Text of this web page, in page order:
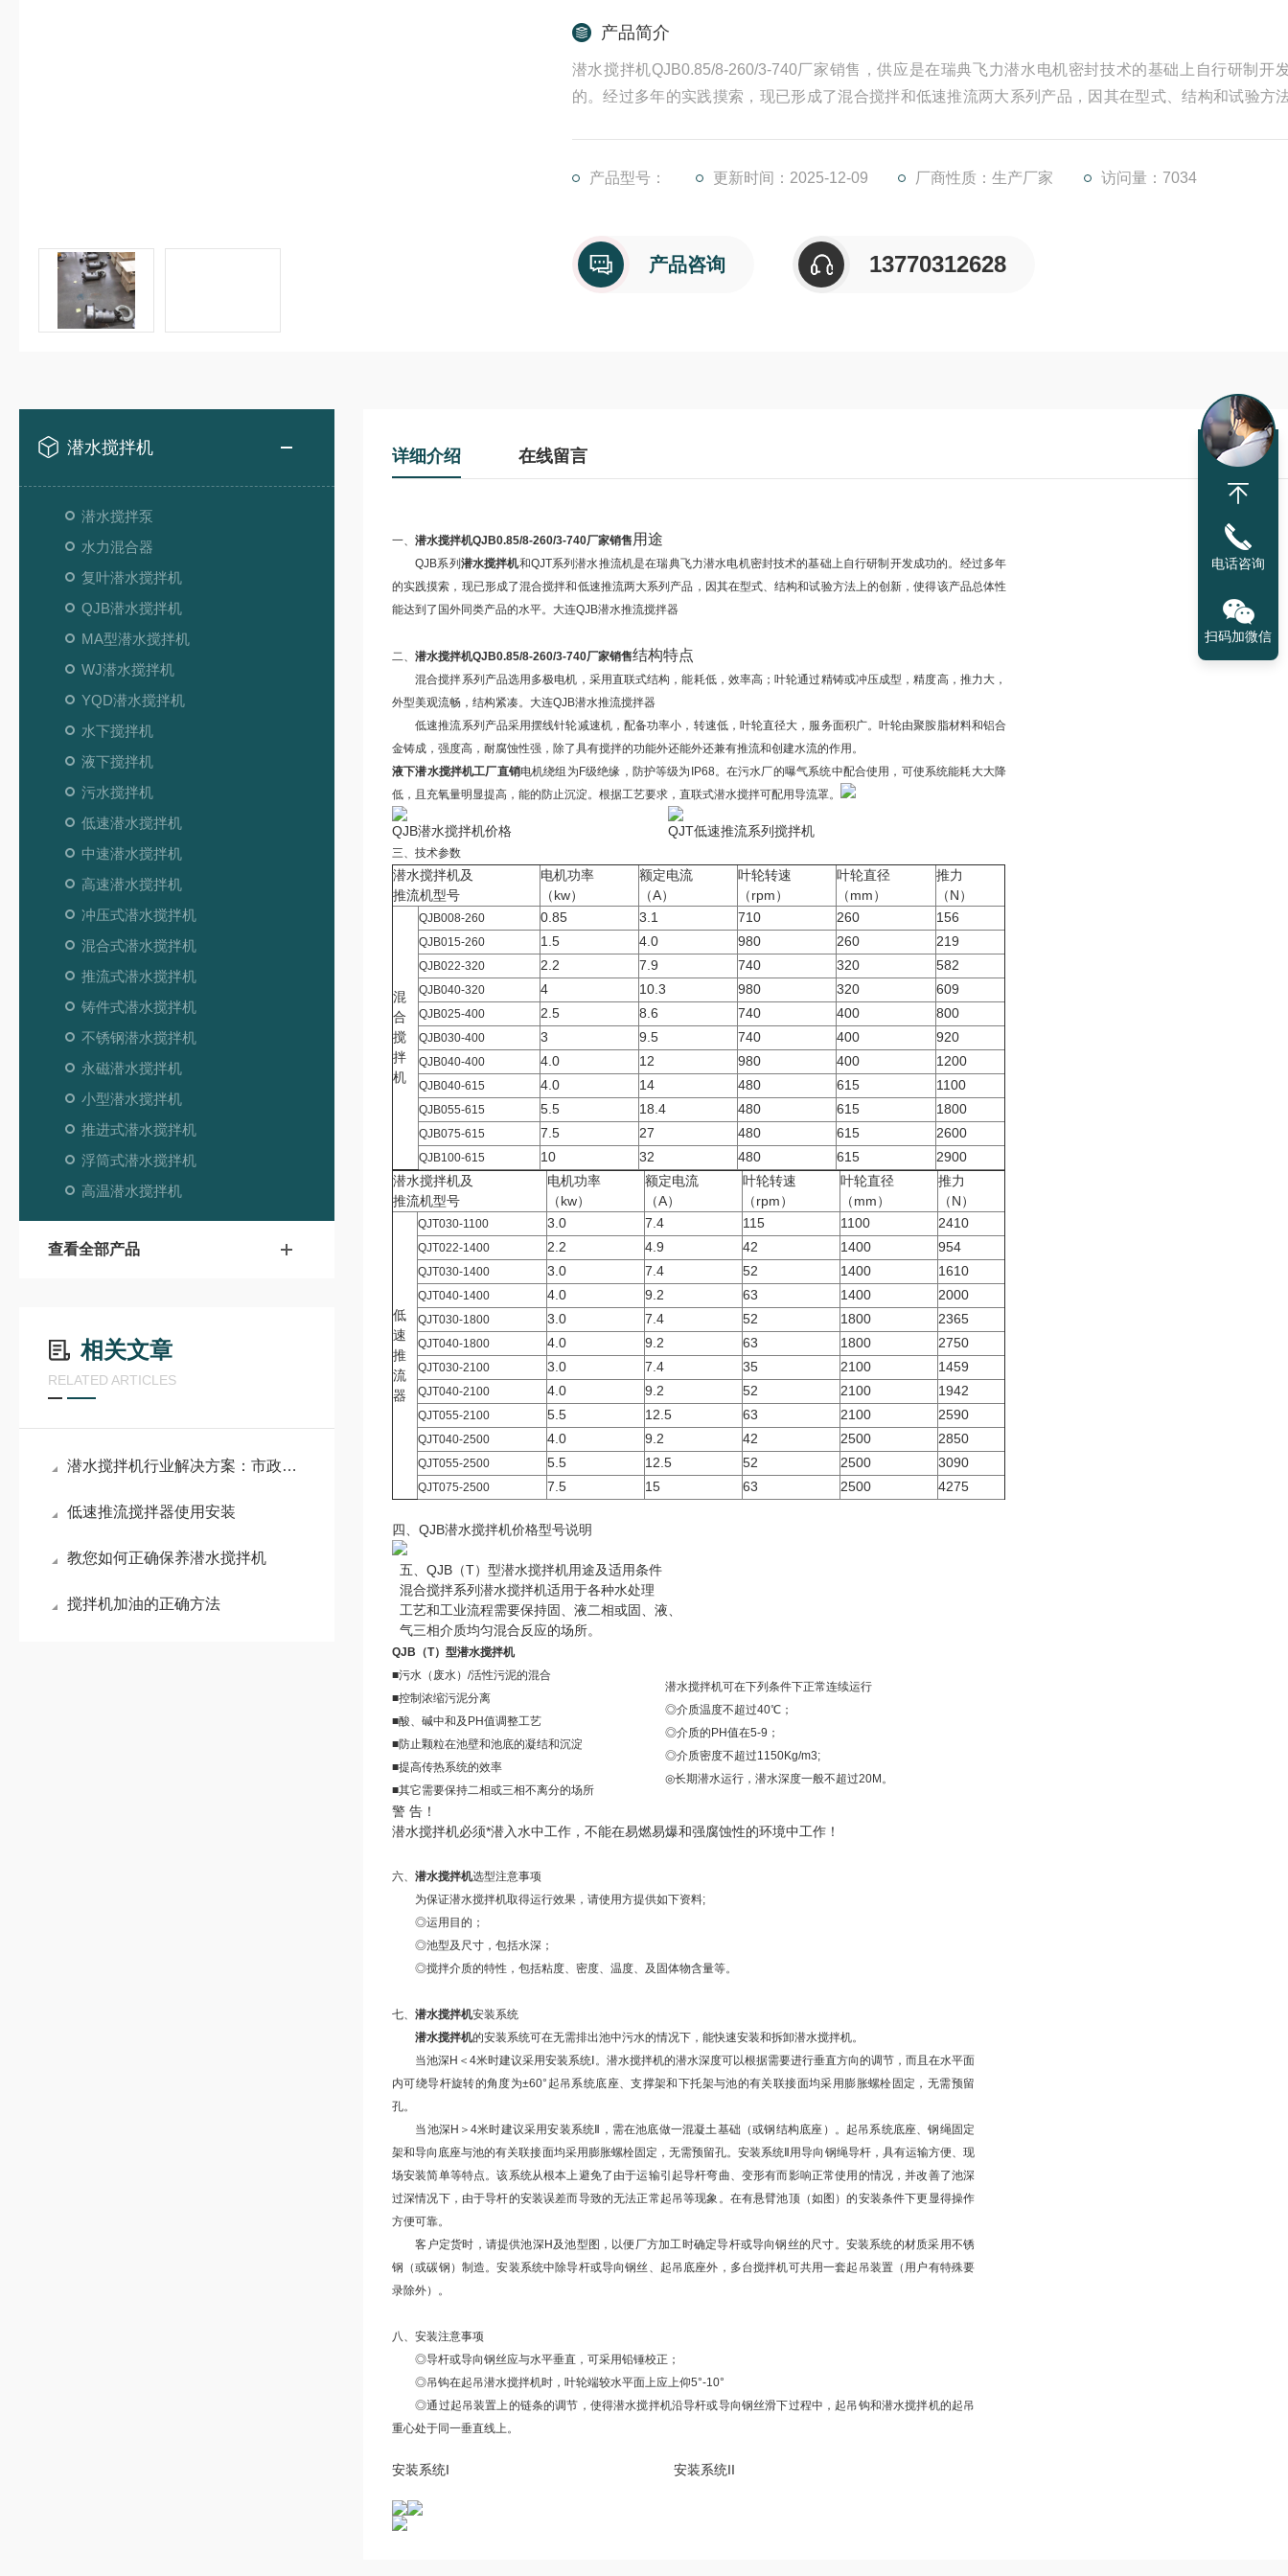
产品简介
潜水搅拌机QJB0.85/8-260/3-740厂家销售，供应是在瑞典飞力潜水电机密封技术的基础上自行研制开
的。经过多年的实践摸索，现已形成了混合搅拌和低速推流两大系列产品，因其在型式、结构和试验方
产品型号： 更新时间：2025-12-09 厂商性质：生产厂家 访问量：7034
产品咨询 13770312628
潜水搅拌机
潜水搅拌泵
水力混合器
复叶潜水搅拌机
QJB潜水搅拌机
MA型潜水搅拌机
WJ潜水搅拌机
YQD潜水搅拌机
水下搅拌机
液下搅拌机
污水搅拌机
低速潜水搅拌机
中速潜水搅拌机
高速潜水搅拌机
冲压式潜水搅拌机
混合式潜水搅拌机
推流式潜水搅拌机
铸件式潜水搅拌机
不锈钢潜水搅拌机
永磁潜水搅拌机
小型潜水搅拌机
推进式潜水搅拌机
浮筒式潜水搅拌机
高温潜水搅拌机
查看全部产品
相关文章
RELATED ARTICLES
潜水搅拌机行业解决方案：市政污水处理、工业废水治理全场景应用指南
低速推流搅拌器使用安装
教您如何正确保养潜水搅拌机
搅拌机加油的正确方法
详细介绍 在线留言
一、 潜水搅拌机QJB0.85/8-260/3-740厂家销售 用途
QJB系列 潜水搅拌机和QJT系列潜水推流机是在瑞典飞力潜水电机密封技术的基础上自行研制开发成功的。经过多年
的实践摸索，现已形成了混合搅拌和低速推流两大系列产品，因其在型式、结构和试验方法上的创新，使得该产品总体性
能达到了国外同类产品的水平。大连QJB潜水推流搅拌器
二、 潜水搅拌机QJB0.85/8-260/3-740厂家销售结构特点
混合搅拌系列产品选用多极电机，采用直联式结构，能耗低，效率高；叶轮通过精铸或冲压成型，精度高，推力大，
外型美观流畅，结构紧凑。大连QJB潜水推流搅拌器
低速推流系列产品采用摆线针轮减速机，配备功率小，转速低，叶轮直径大，服务面积广。叶轮由聚胺脂材料和铝合
金铸成，强度高，耐腐蚀性强，除了具有搅拌的功能外还能外还兼有推流和创建水流的作用。
液下潜水搅拌机工厂直销电机绕组为F级绝缘，防护等级为IP68。在污水厂的曝气系统中配合使用，可使系统能耗大大降
低，且充氧量明显提高，能的防止沉淀。根据工艺要求，直联式潜水搅拌可配用导流罩。
QJB潜水搅拌机价格 QJT低速推流系列搅拌机
三、 技术参数
潜水搅拌机及
推流机型号
电机功率
（kw）
额定电流
（A）
叶轮转速
（rpm）
叶轮直径
（mm）
推力
（N）
混
合
搅
拌
机
QJB008-260 0.85 3.1 710 260 156
QJB015-260 1.5 4.0 980 260 219
QJB022-320 2.2 7.9 740 320 582
QJB040-320 4 10.3 980 320 609
QJB025-400 2.5 8.6 740 400 800
QJB030-400 3 9.5 740 400 920
QJB040-400 4.0 12 980 400 1200
QJB040-615 4.0 14 480 615 1100
QJB055-615 5.5 18.4 480 615 1800
QJB075-615 7.5 27 480 615 2600
QJB100-615 10 32 480 615
2900
潜水搅拌机及
推流机型号
电机功率
（kw）
额定电流
（A）
叶轮转速
（rpm）
叶轮直径
（mm）
推力
（N）
低
速
推
流
器
QJT030-1100 3.0 7.4 115 1100 2410
QJT022-1400 2.2 4.9 42 1400 954
QJT030-1400 3.0 7.4 52 1400 1610
QJT040-1400 4.0 9.2 63 1400 2000
QJT030-1800 3.0 7.4 52 1800 2365
QJT040-1800 4.0 9.2 63 1800 2750
QJT030-2100 3.0 7.4 35 2100 1459
QJT040-2100 4.0 9.2 52 2100 1942
QJT055-2100 5.5 12.5 63 2100 2590
QJT040-2500 4.0 9.2 42 2500 2850
QJT055-2500 5.5 12.5 52 2500 3090
QJT075-2500 7.5 15 63 2500 4275
四、QJB潜水搅拌机价格型号说明
五、QJB（T）型潜水搅拌机用途及适用条件
混合搅拌系列潜水搅拌机适用于各种水处理
工艺和工业流程需要保持固、液二相或固、液、
气三相介质均匀混合反应的场所。
QJB（T）型潜水搅拌机
■污水（废水）/活性污泥的混合
■控制浓缩污泥分离
■酸、碱中和及PH值调整工艺
■防止颗粒在池壁和池底的凝结和沉淀
■提高传热系统的效率
■其它需要保持二相或三相不离分的场所
潜水搅拌机可在下列条件下正常连续运行
◎介质温度不超过40℃；
◎介质的PH值在5-9；
◎介质密度不超过1150Kg/m3;
◎长期潜水运行，潜水深度一般不超过20M。
警 告！
潜水搅拌机必须*潜入水中工作，不能在易燃易爆和强腐蚀性的环境中工作！
六、 潜水搅拌机选型注意事项
为保证潜水搅拌机取得运行效果，请使用方提供如下资料;
◎运用目的；
◎池型及尺寸，包括水深；
◎搅拌介质的特性，包括粘度、密度、温度、及固体物含量等。
七、 潜水搅拌机安装系统
潜水搅拌机的安装系统可在无需排出池中污水的情况下，能快速安装和拆卸潜水搅拌机。
当池深H＜4米时建议采用安装系统Ⅰ。潜水搅拌机的潜水深度可以根据需要进行垂直方向的调节，而且在水平面
内可绕导杆旋转的角度为±60°起吊系统底座、支撑架和下托架与池的有关联接面均采用膨胀螺栓固定，无需预留
孔。
当池深H＞4米时建议采用安装系统Ⅱ，需在池底做一混凝土基础（或钢结构底座）。起吊系统底座、钢绳固定
架和导向底座与池的有关联接面均采用膨胀螺栓固定，无需预留孔。安装系统Ⅱ用导向钢绳导杆，具有运输方便、现
场安装简单等特点。该系统从根本上避免了由于运输引起导杆弯曲、变形有而影响正常使用的情况，并改善了池深
过深情况下，由于导杆的安装误差而导致的无法正常起吊等现象。在有悬臂池顶（如图）的安装条件下更显得操作
方便可靠。
客户定货时，请提供池深H及池型图，以便厂方加工时确定导杆或导向钢丝的尺寸。安装系统的材质采用不锈
钢（或碳钢）制造。安装系统中除导杆或导向钢丝、起吊底座外，多台搅拌机可共用一套起吊装置（用户有特殊要
录除外）。
八、安装注意事项
◎导杆或导向钢丝应与水平垂直，可采用铅锤校正；
◎吊钩在起吊潜水搅拌机时，叶轮端较水平面上应上仰5°-10°
◎通过起吊装置上的链条的调节，使得潜水搅拌机沿导杆或导向钢丝滑下过程中，起吊钩和潜水搅拌机的起吊
重心处于同一垂直线上。
安装系统I 安装系统II
电话咨询
扫码加微信